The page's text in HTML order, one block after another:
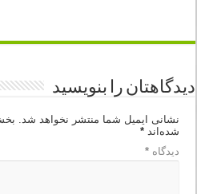
دیدگاهتان را بنویسید
نشانی ایمیل شما منتشر نخواهد شد.
شده‌اند*
دیدگاه*